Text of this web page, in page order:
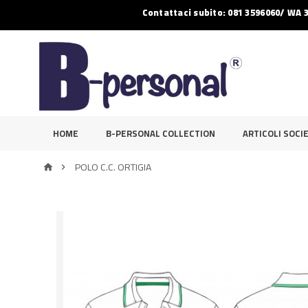
Contattaci subito: 081 3596060/ WA
HOME B-PERSONAL COLLECTION ARTICOLI
  POLO C.C. ORTIGIA